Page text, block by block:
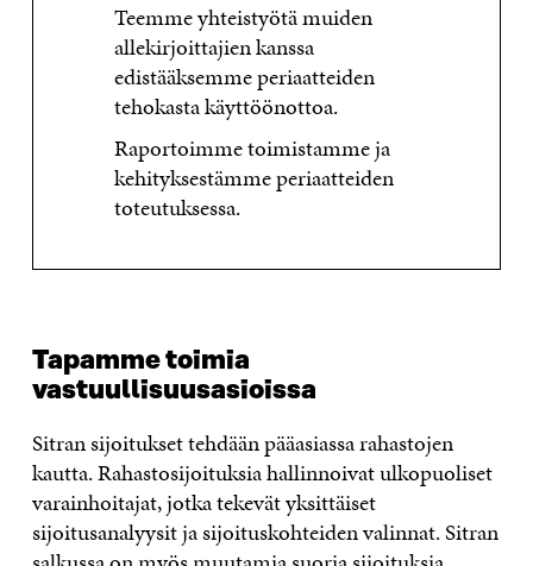
Teemme yhteistyötä muiden
allekirjoittajien kanssa
edistääksemme periaatteiden
tehokasta käyttöönottoa.
Raportoimme toimistamme ja
kehityksestämme periaatteiden
toteutuksessa.
Tapamme toimia
vastuullisuusasioissa
Sitran sijoitukset tehdään pääasiassa rahastojen
kautta. Rahastosijoituksia hallinnoivat ulkopuoliset
varainhoitajat, jotka tekevät yksittäiset
sijoitusanalyysit ja sijoituskohteiden valinnat. Sitran